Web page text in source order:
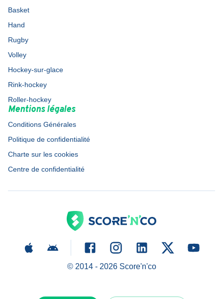
Basket
Hand
Rugby
Volley
Hockey-sur-glace
Rink-hockey
Roller-hockey
Mentions légales
Conditions Générales
Politique de confidentialité
Charte sur les cookies
Centre de confidentialité
© 2014 - 2026Score'n'co